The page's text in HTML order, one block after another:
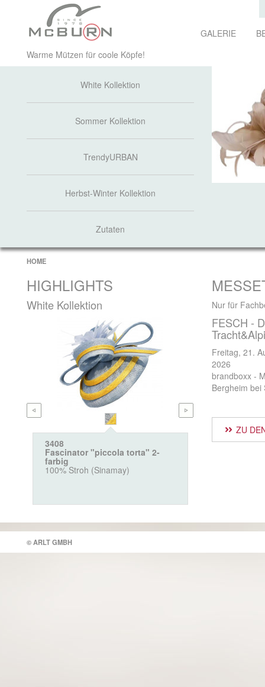
GALERIE
Warme Mützen für coole Köpfe!
White Kollektion
Sommer Kollektion
TrendyURBAN
Herbst-Winter Kollektion
Zutaten
HOME
HIGHLIGHTS
White Kollektion
3408
Fascinator "piccola torta" 2-
farbig
100% Stroh (Sinamay)
99995
Nur für
FESCH -
Freitag, 21.
2026
brandboxx -
Bergheim bei
ZU
© ARLT GMBH